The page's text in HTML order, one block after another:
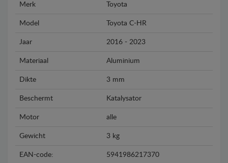
Merk Toyota
Model Toyota C-HR
Jaar 2016 - 2023
Materiaal Aluminium
Dikte 3 mm
Beschermt Katalysator
Motor alle
Gewicht 3 kg
EAN-code: 5941986217370